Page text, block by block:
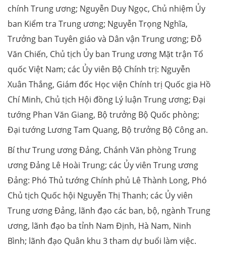
chính Trung ương; Nguyễn Duy Ngọc, Chủ nhiệm Ủy
ban Kiểm tra Trung ương; Nguyễn Trọng Nghĩa,
Trưởng ban Tuyên giáo và Dân vận Trung ương; Đỗ
Văn Chiến, Chủ tịch Ủy ban Trung ương Mặt trận Tổ
quốc Việt Nam; các Ủy viên Bộ Chính trị: Nguyễn
Xuân Thắng, Giám đốc Học viện Chính trị Quốc gia Hồ
Chí Minh, Chủ tịch Hội đồng Lý luận Trung ương; Đại
tướng Phan Văn Giang, Bộ trưởng Bộ Quốc phòng;
Đại tướng Lương Tam Quang, Bộ trưởng Bộ Công an.
Bí thư Trung ương Đảng, Chánh Văn phòng Trung
ương Đảng Lê Hoài Trung; các Ủy viên Trung ương
Đảng: Phó Thủ tướng Chính phủ Lê Thành Long, Phó
Chủ tịch Quốc hội Nguyễn Thị Thanh; các Ủy viên
Trung ương Đảng, lãnh đạo các ban, bộ, ngành Trung
ương, lãnh đạo ba tỉnh Nam Định, Hà Nam, Ninh
Bình; lãnh đạo Quân khu 3 tham dự buổi làm việc.